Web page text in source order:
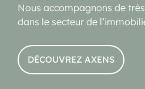
Nous accompagnons de
dans le secteur de
DÉCOUVREZ AXENS